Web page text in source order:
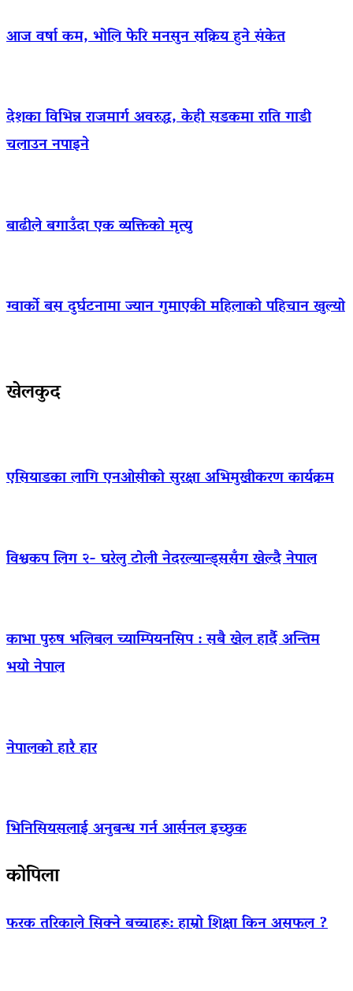
आज वर्षा कम, भोलि फेरि मनसुन सक्रिय हुने संकेत
देशका विभिन्न राजमार्ग अवरुद्ध, केही सडकमा राति गाडी
चलाउन नपाइने
बाढीले बगाउँदा एक व्यक्तिको मृत्यु
ग्वार्को बस दुर्घटनामा ज्यान गुमाएकी महिलाको पहिचान खुल्यो
खेलकुद
एसियाडका लागि एनओसीको सुरक्षा अभिमुखीकरण कार्यक्रम
विश्वकप लिग २- घरेलु टोली नेदरल्यान्ड्ससँग खेल्दै नेपाल
काभा पुरुष भलिबल च्याम्पियनसिप : सबै खेल हार्दै अन्तिम
भयो नेपाल
नेपालको हारै हार
भिनिसियसलाई अनुबन्ध गर्न आर्सनल इच्छुक
कोपिला
फरक तरिकाले सिक्ने बच्चाहरू: हाम्रो शिक्षा किन असफल ?